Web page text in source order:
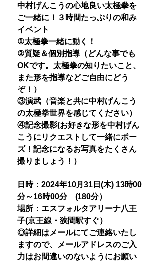
中村げんこうの心地良い太極拳を
ご一緒に！３時間たっぷりの和み
イベント
①太極拳一緒に動く！
②質疑＆個別指導（どんな事でも
OKです。太極拳の知りたいこと、
また形を指導などご自由にどう
ぞ！）
③演武（音楽と共に中村げんこう
の太極拳世界を感じてください）
④記念撮影(お好きな形を中村げん
こうにリクエストして一緒にポー
ズ！記念になるお写真をたくさん
撮りましょう！）
日時：2024年10月31日(木) 13時00
分～16時00分 (180分）
場所：エスフォルタアリーナ八王
子(京王線・狭間駅すぐ）
◎詳細はメールにてご連絡いたし
ますので、メールアドレスのご入
力はお間違いのないようにお願い